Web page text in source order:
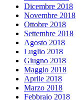
Dicembre 2018
Novembre 2018
Ottobre 2018
Settembre 2018
Agosto 2018
Luglio 2018
Giugno 2018
Maggio 2018
Aprile 2018
Marzo 2018
Febbraio 2018